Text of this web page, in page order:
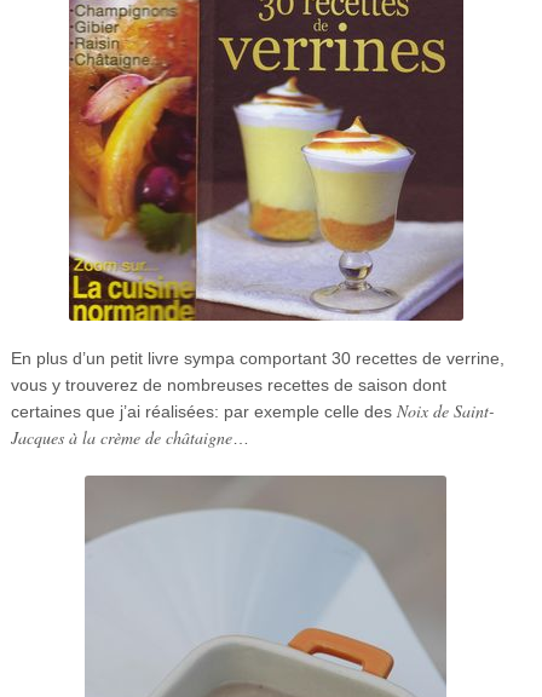
En plus d’un petit livre sympa comportant 30 recettes de verrine,
vous y trouverez de nombreuses recettes de saison dont
certaines que j’ai réalisées: par exemple celle des Noix de Saint-
Jacques à la crème de châtaigne…